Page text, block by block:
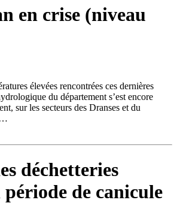
en crise (niveau
élevées rencontrées ces dernières
du département s’est encore
sur les secteurs des Dranses et du
…
déchetteries
période de canicule